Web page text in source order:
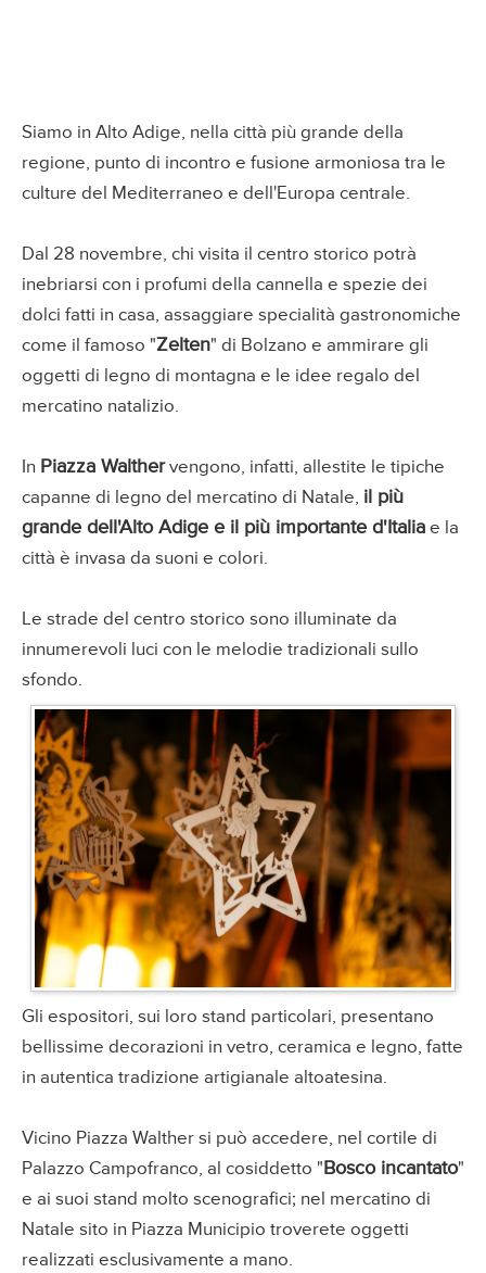
Siamo in Alto Adige, nella città più grande della
regione, punto di incontro e fusione armoniosa tra le
culture del Mediterraneo e dell'Europa centrale.
Dal 28 novembre, chi visita il centro storico potrà
inebriarsi con i profumi della cannella e spezie dei
dolci fatti in casa, assaggiare specialità gastronomiche
come il famoso "Zelten" di Bolzano e ammirare gli
oggetti di legno di montagna e le idee regalo del
mercatino natalizio.
In Piazza Walthervengono, infatti, allestite le tipiche
capanne di legno del mercatino di Natale, il più
grande dell'Alto Adige e il più importante d'Italia e la
città è invasa da suoni e colori.
Le strade del centro storico sono illuminate da
innumerevoli luci con le melodie tradizionali sullo
sfondo.
Gli espositori, sui loro stand particolari, presentano
bellissime decorazioni in vetro, ceramica e legno, fatte
in autentica tradizione artigianale altoatesina.
Vicino Piazza Walther si può accedere, nel cortile di
Palazzo Campofranco, al cosiddetto "Bosco incantato"
e ai suoi stand molto scenografici; nel mercatino di
Natale sito in Piazza Municipio troverete oggetti
realizzati esclusivamente a mano.